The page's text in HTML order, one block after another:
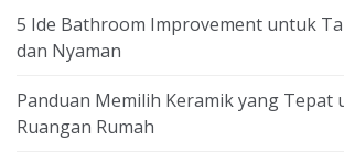
5 Ide Bathroom Improvement untuk
dan Nyaman
Panduan Memilih Keramik yang Tepat
Ruangan Rumah